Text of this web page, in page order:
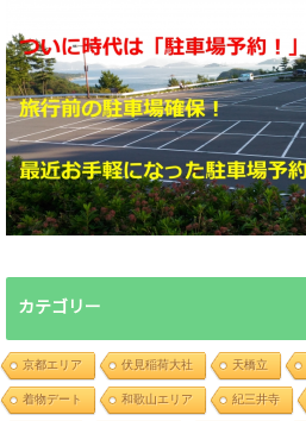
カテゴリー
京都エリア 伏見稲荷大社 天橋立
着物デート 和歌山エリア 紀三井寺